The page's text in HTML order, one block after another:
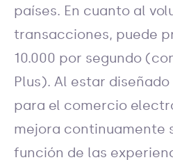
países. En cuanto al
transacciones, puede
10.000 por segundo
Plus). Al estar
para el comercio
mejora continuamente
función de las